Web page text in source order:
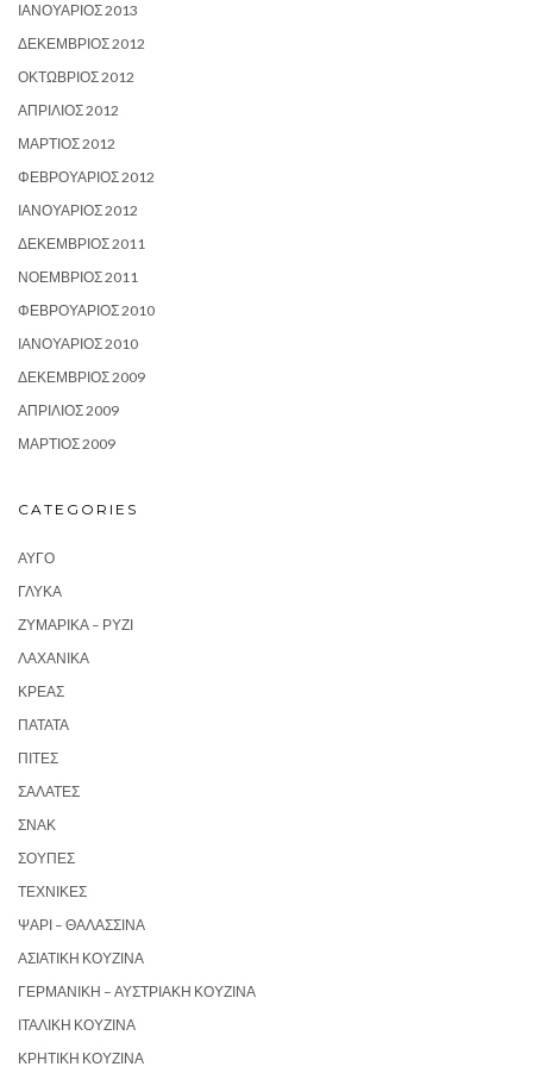
ΙΑΝΟΥΆΡΙΟΣ 2013
ΔΕΚΈΜΒΡΙΟΣ 2012
ΟΚΤΏΒΡΙΟΣ 2012
ΑΠΡΊΛΙΟΣ 2012
ΜΆΡΤΙΟΣ 2012
ΦΕΒΡΟΥΆΡΙΟΣ 2012
ΙΑΝΟΥΆΡΙΟΣ 2012
ΔΕΚΈΜΒΡΙΟΣ 2011
ΝΟΈΜΒΡΙΟΣ 2011
ΦΕΒΡΟΥΆΡΙΟΣ 2010
ΙΑΝΟΥΆΡΙΟΣ 2010
ΔΕΚΈΜΒΡΙΟΣ 2009
ΑΠΡΊΛΙΟΣ 2009
ΜΆΡΤΙΟΣ 2009
CATEGORIES
ΑΥΓΌ
ΓΛΥΚΆ
ΖΥΜΑΡΙΚΆ – ΡΎΖΙ
ΛΑΧΑΝΙΚΆ
ΚΡΈΑΣ
ΠΑΤΆΤΑ
ΠΊΤΕΣ
ΣΑΛΆΤΕΣ
ΣΝΑΚ
ΣΟΎΠΕΣ
ΤΕΧΝΙΚΈΣ
ΨΆΡΙ – ΘΑΛΑΣΣΙΝΆ
ΑΣΙΑΤΙΚΉ ΚΟΥΖΊΝΑ
ΓΕΡΜΑΝΙΚΉ – ΑΥΣΤΡΙΑΚΉ ΚΟΥΖΊΝΑ
ΙΤΑΛΙΚΉ ΚΟΥΖΊΝΑ
ΚΡΗΤΙΚΉ ΚΟΥΖΊΝΑ